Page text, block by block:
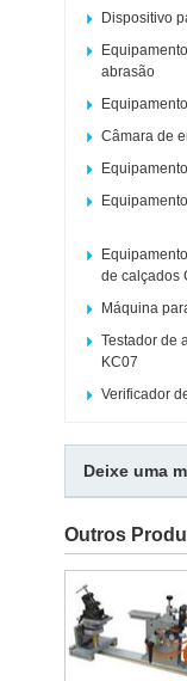
Dispositivo
abrasão
Câmara de
de calçados
Máquina
Testador de
KC07
Verificador
Deixe uma
Outros